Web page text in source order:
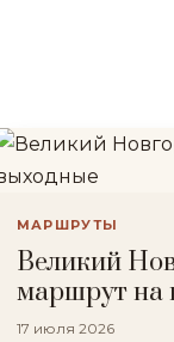
МАРШРУТЫ
Великий
маршрут на
17 июля 2026